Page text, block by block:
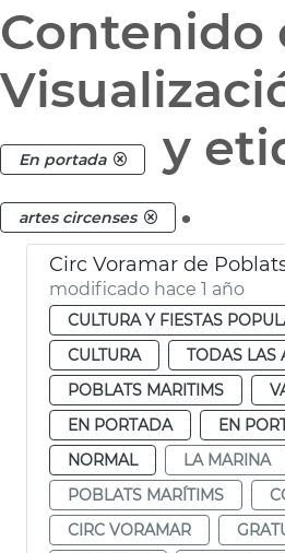
Contenido
En portada y
artes circenses .
Circ Voramar de
modificado hace 1 año
CULTURA Y FIESTAS
CULTURA
TODAS LAS
POBLATS MARITIMS
EN PORTADA
EN
NORMAL
LA MARINA
POBLATS MARÍTIMS
CIRC VORAMAR